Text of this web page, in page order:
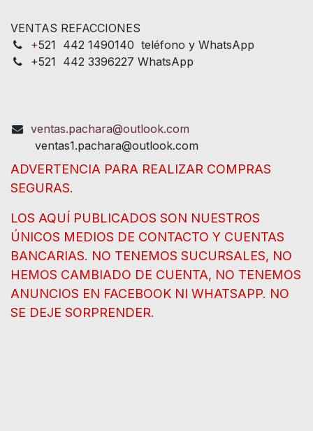
VENTAS REFACCIONES
+521 442 1490140 teléfono y WhatsApp
+521 442 3396227 WhatsApp
ventas.pachara@outlook.com
ventas1.pachara@outlook.com
ADVERTENCIA PARA REALIZAR COMPRAS
SEGURAS.
LOS AQUÍ PUBLICADOS SON NUESTROS
ÚNICOS MEDIOS DE CONTACTO Y CUENTAS
BANCARIAS. NO TENEMOS SUCURSALES, NO
HEMOS CAMBIADO DE CUENTA, NO TENEMOS
ANUNCIOS EN FACEBOOK NI WHATSAPP. NO
SE DEJE SORPRENDER.